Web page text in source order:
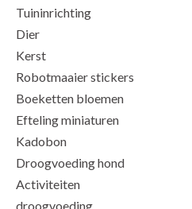
Tuininrichting
Dier
Kerst
Robotmaaier stickers
Boeketten bloemen
Efteling miniaturen
Kadobon
Droogvoeding hond
Activiteiten
droogvoeding